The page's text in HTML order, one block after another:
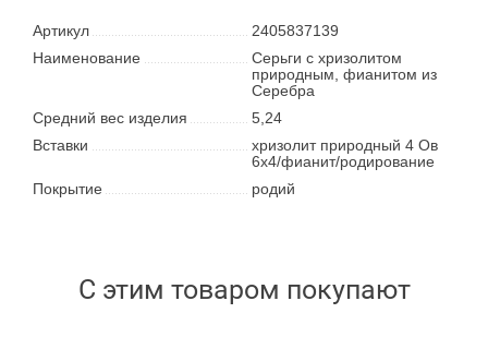
Артикул
2405837139
Наименование
Серьги с хризолитом
природным, фианитом из
Серебра
Средний вес изделия
5,24
Вставки
хризолит природный 4 Ов
6х4/фианит/родирование
Покрытие
родий
С этим товаром покупают